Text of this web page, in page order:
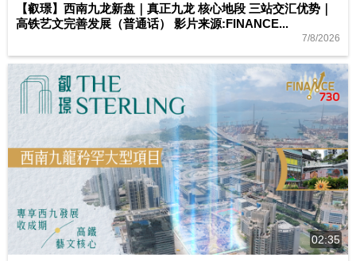
【叡璟】西南九龙新盘｜真正九龙 核心地段 三站交汇优势｜
高铁艺文完善发展（普通话） 影片来源:FINANCE...
7/8/2026
02:35